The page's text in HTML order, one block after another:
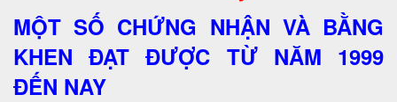
MỘT SỐ CHỨNG NHẬN VÀ BẰNG
KHEN ĐẠT ĐƯỢC TỪ NĂM 1999
ĐẾN NAY